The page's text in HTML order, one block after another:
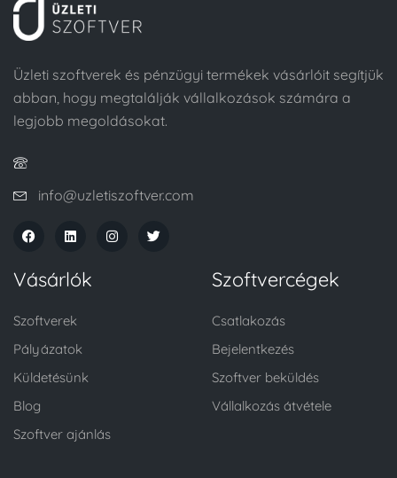
Üzleti szoftverek és pénzügyi termékek vásárlóit segítjük
abban, hogy megtalálják vállalkozások számára a
legjobb megoldásokat.
info@uzletiszoftver.com
Vásárlók
Szoftverek
Pályázatok
Küldetésünk
Blog
Szoftver ajánlás
Szoftvercégek
Csatlakozás
Bejelentkezés
Szoftver beküldés
Vállalkozás átvétele